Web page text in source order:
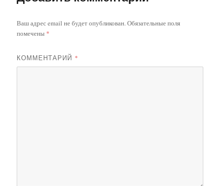
Ваш адрес email не будет опубликован.Обязательные поля
помечены *
КОММЕНТАРИЙ *